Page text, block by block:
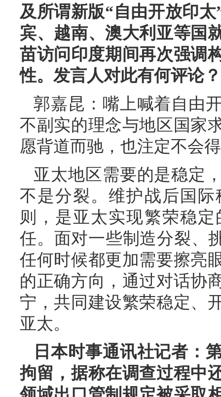
及所谓新版“自由开放印
宾、越南、澳大利亚等国
苗访问印度期间再次强调
性。发言人对此有何评论？
郭嘉昆：嘴上喊着自由
不副实的理念与地区国家
愿背道而驰，也注定不会
亚太地区需要的是稳定
不是分裂。维护战后国
则，是亚太实现繁荣稳
任。面对一些制造分裂、
任何时候都更加需要擦亮
的正确方向，通过对话协
宁，共同建设繁荣稳定、
亚太。
日本时事通讯社记者：
拘留，据称在调查过程中